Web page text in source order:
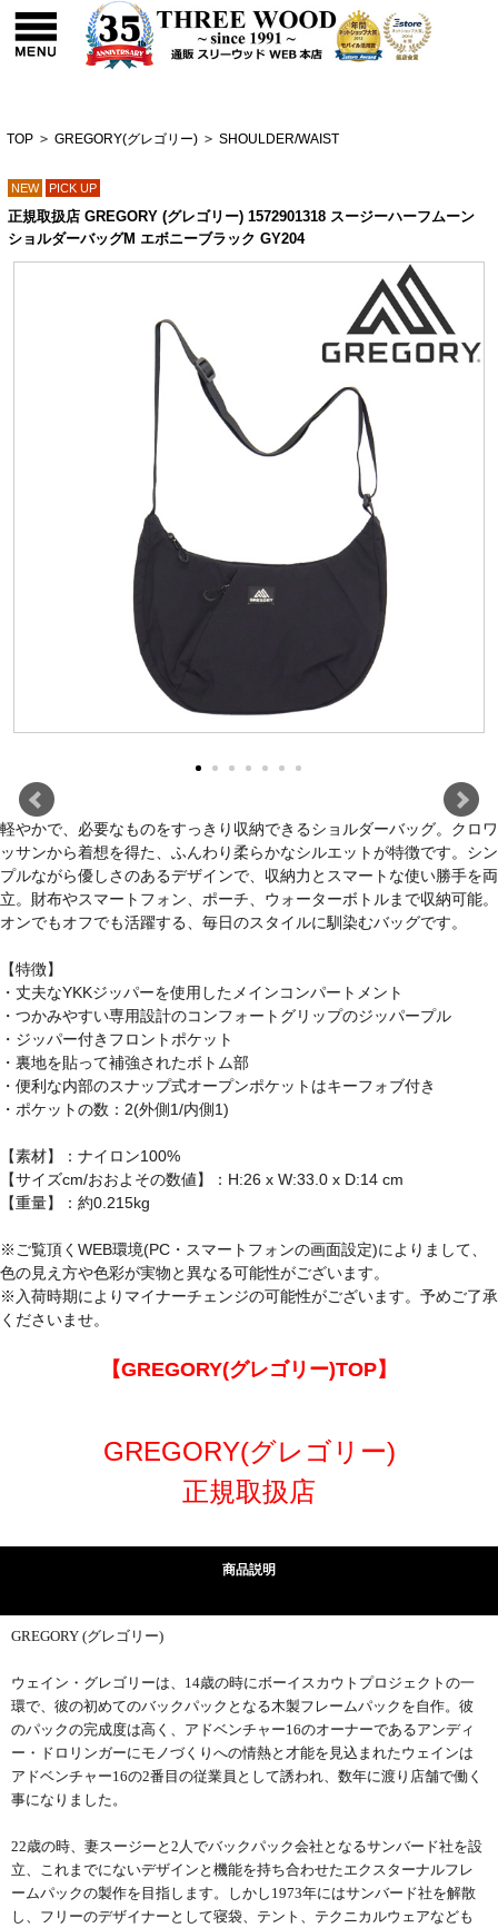
TOP > GREGORY(グレゴリー) > SHOULDER/WAIST
NEW PICK UP
正規取扱店 GREGORY (グレゴリー) 1572901318 スージーハーフムーン
ショルダーバッグM エボニーブラック GY204
軽やかで、必要なものをすっきり収納できるショルダーバッグ。クロワ
ッサンから着想を得た、ふんわり柔らかなシルエットが特徴です。シン
プルながら優しさのあるデザインで、収納力とスマートな使い勝手を両
立。財布やスマートフォン、ポーチ、ウォーターボトルまで収納可能。
オンでもオフでも活躍する、毎日のスタイルに馴染むバッグです。
【特徴】
・丈夫なYKKジッパーを使用したメインコンパートメント
・つかみやすい専用設計のコンフォートグリップのジッパープル
・ジッパー付きフロントポケット
・裏地を貼って補強されたボトム部
・便利な内部のスナップ式オープンポケットはキーフォブ付き
・ポケットの数：2(外側1/内側1)
【素材】：ナイロン100%
【サイズcm/おおよその数値】：H:26 x W:33.0 x D:14 cm
【重量】：約0.215kg
※ご覧頂くWEB環境(PC・スマートフォンの画面設定)によりまして、
色の見え方や色彩が実物と異なる可能性がございます。
※入荷時期によりマイナーチェンジの可能性がございます。予めご了承
くださいませ。
【GREGORY(グレゴリー)TOP】
GREGORY(グレゴリー)
正規取扱店
商品説明
GREGORY (グレゴリー)
ウェイン・グレゴリーは、14歳の時にボーイスカウトプロジェクトの一
環で、彼の初めてのバックパックとなる木製フレームパックを自作。彼
のパックの完成度は高く、アドベンチャー16のオーナーであるアンディ
ー・ドロリンガーにモノづくりへの情熱と才能を見込まれたウェインは
アドベンチャー16の2番目の従業員として誘われ、数年に渡り店舗で働く
事になりました。
22歳の時、妻スージーと2人でバックパック会社となるサンバード社を設
立、これまでにないデザインと機能を持ち合わせたエクスターナルフレ
ームパックの製作を目指します。しかし1973年にはサンバード社を解散
し、フリーのデザイナーとして寝袋、テント、テクニカルウェアなども